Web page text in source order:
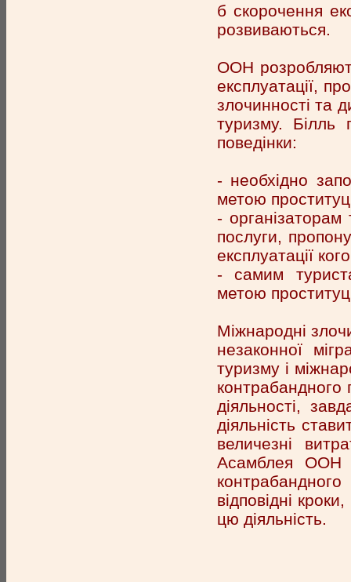
б скорочення
розвиваються.
ООН
експлуатації,
злочинності та
туризму. Білль
поведінки:
- необхідно
метою
- організаторам
послуги,
експлуатації
- самим
метою
Міжнародні
незаконної
туризму і
контрабандного
діяльності,
діяльність
величезні
Асамблея ООН
відповідні
цю діяльність.